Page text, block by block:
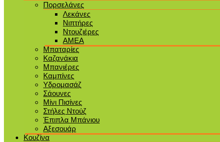
Πορσελάνες
Λεκάνες
Νιπτήρες
Ντουζιέρες
ΑΜΕΑ
Μπαταρίες
Καζανάκια
Μπανιέρες
Καμπίνες
Υδρομασάζ
Σάουνες
Μίνι Πισίνες
Στήλες Ντούζ
Έπιπλα Μπάνιου
Αξεσουάρ
Κουζίνα